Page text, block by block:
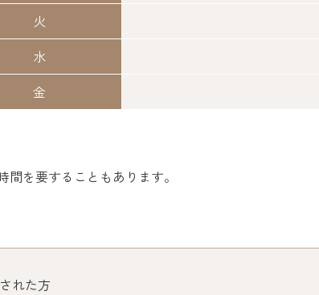
火
水
金
を要することもあります。
れた方